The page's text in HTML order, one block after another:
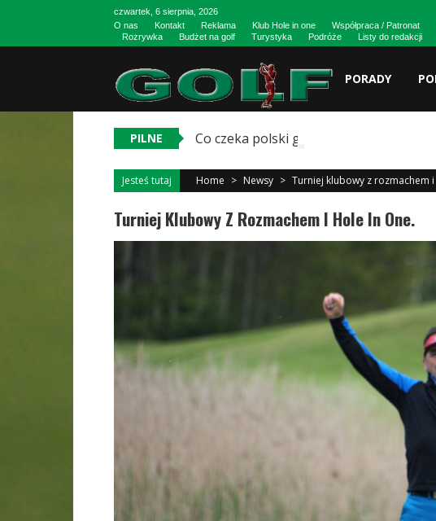
czwartek, 6 sierpnia, 2026
O nas
Kontakt Reklama Klub Hole in one Współpraca / Patronat
Rozrywka
Budżet na golf Turystyka Podróże Listy do redakcji
PORADY
PILNE Co czeka polski golf? Bariery, ekrany,
Jesteś tutaj Home > Newsy > Turniej klubowy z rozmachem
Turniej Klubowy Z Rozmachem I Hole In One.